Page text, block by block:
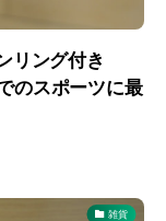
リング付き
のスポーツに最
雑貨